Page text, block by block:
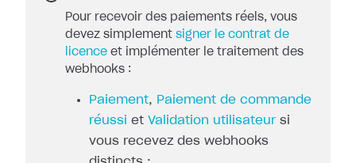
Pour recevoir des paiements réels, vous
devez simplement signer le contrat de
licence et implémenter le traitement des
webhooks :
Paiement, Paiement de commande
réussi et Validation utilisateursi
vous recevez des webhooks